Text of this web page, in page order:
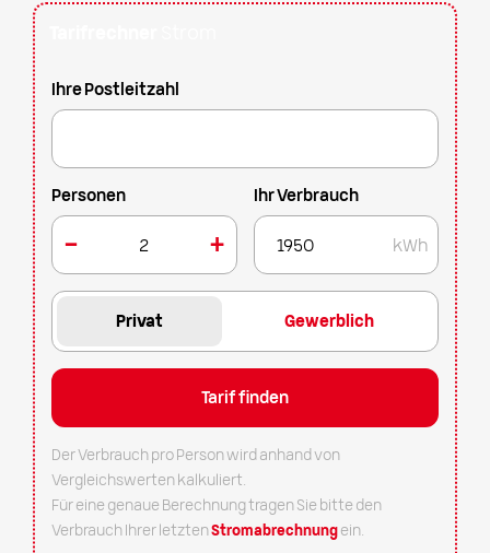
Ihre Postleitzahl
Personen Ihr Verbrauch
kWh
Privat Gewerblich
Der Verbrauch pro Person wird anhand von
Vergleichswerten kalkuliert.
Für eine genaue Berechnung tragen Sie bitte den
Verbrauch Ihrer letztenStromabrechnung ein.